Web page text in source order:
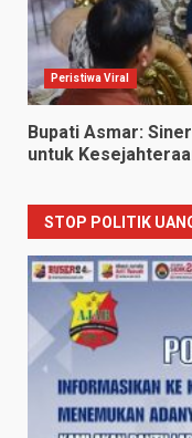
Peristiwa Viral
Bupati Asmar:
untuk
STOP POLITIK